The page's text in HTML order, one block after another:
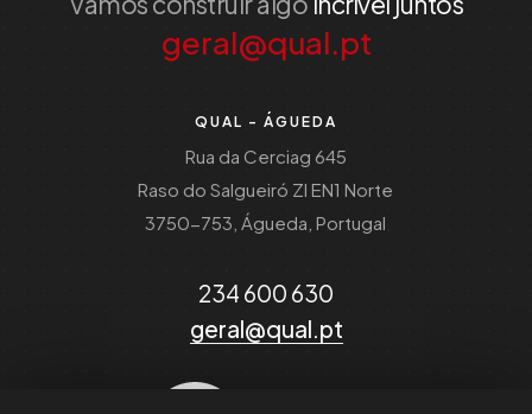
geral@qual.pt
QUAL - ÁGUEDA
Rua da Cerciag 645
Raso do Salgueiró ZI EN1 Norte
3750-753, Águeda, Portugal
234 600 630
geral@qual.pt